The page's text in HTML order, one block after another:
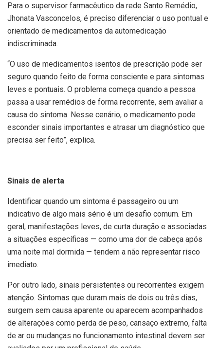
Para o supervisor farmacêutico da rede Santo Remédio,
Jhonata Vasconcelos, é preciso diferenciar o uso pontual e
orientado de medicamentos da automedicação
indiscriminada.
“O uso de medicamentos isentos de prescrição pode ser
seguro quando feito de forma consciente e para sintomas
leves e pontuais. O problema começa quando a pessoa
passa a usar remédios de forma recorrente, sem avaliar a
causa do sintoma. Nesse cenário, o medicamento pode
esconder sinais importantes e atrasar um diagnóstico que
precisa ser feito”, explica.
Sinais de alerta
Identificar quando um sintoma é passageiro ou um
indicativo de algo mais sério é um desafio comum. Em
geral, manifestações leves, de curta duração e associadas
a situações específicas — como uma dor de cabeça após
uma noite mal dormida — tendem a não representar risco
imediato.
Por outro lado, sinais persistentes ou recorrentes exigem
atenção. Sintomas que duram mais de dois ou três dias,
surgem sem causa aparente ou aparecem acompanhados
de alterações como perda de peso, cansaço extremo, falta
de ar ou mudanças no funcionamento intestinal devem ser